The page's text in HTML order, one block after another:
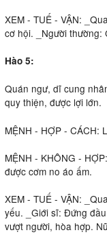
XEM - TUẾ - VẬN:
cơ hội. _Người thường:
Hào 5:
Quán ngư, dĩ cung
quy thiện, được lợi lớn.
MỆNH - HỢP - CÁCH:
MỆNH - KHÔNG -
được cơm no áo ấm.
XEM - TUẾ - VẬN:
yếu. _Giới sĩ: Ðứng
vượt người, hòa hợp.